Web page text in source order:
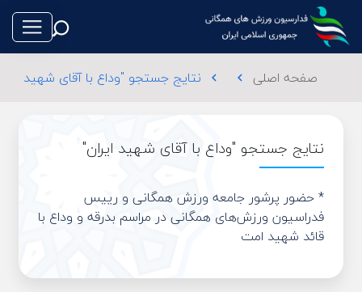
صفحه اصلی chevron_left
chevron_left نتایج جستجو "وداع با آقای شهید
نتایج جستجو "وداع با آقای شهید ایران"
* حضور پرشور جامعه ورزش همگانی و رییس
فدراسیون ورزش‌های همگانی در مراسم بدرقه و وداع با
قائد شهید امت
طناب بازی
فوتبال